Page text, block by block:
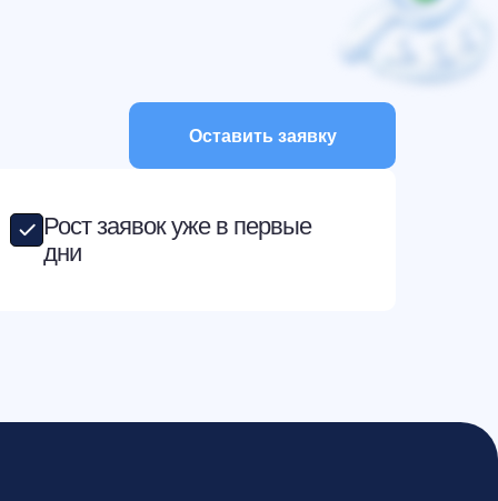
Оставить заявку
Рост заявок уже в первые
дни